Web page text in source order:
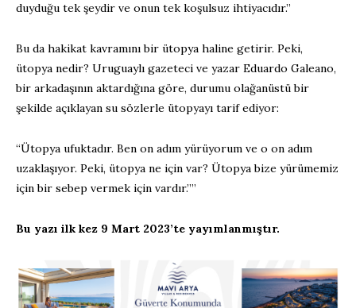
duyduğu tek şeydir ve onun tek koşulsuz ihtiyacıdır.”
Bu da hakikat kavramını bir ütopya haline getirir. Peki,
ütopya nedir? Uruguaylı gazeteci ve yazar Eduardo Galeano,
bir arkadaşının aktardığına göre, durumu olağanüstü bir
şekilde açıklayan su sözlerle ütopyayı tarif ediyor:
“Ütopya ufuktadır. Ben on adım yürüyorum ve o on adım
uzaklaşıyor. Peki, ütopya ne için var? Ütopya bize yürümemiz
için bir sebep vermek için vardır.””
Bu yazı ilk kez 9 Mart 2023’te yayımlanmıştır.